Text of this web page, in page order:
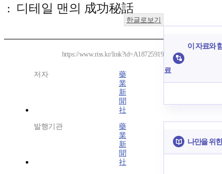
: 디테일 맨의 成功秘話
한글로보기
https://www.riss.kr/link?id=A18725919
저자
藥
業
新
聞
社
발행기관
藥
業
新
聞
社
이 자료와
료
나만을 위